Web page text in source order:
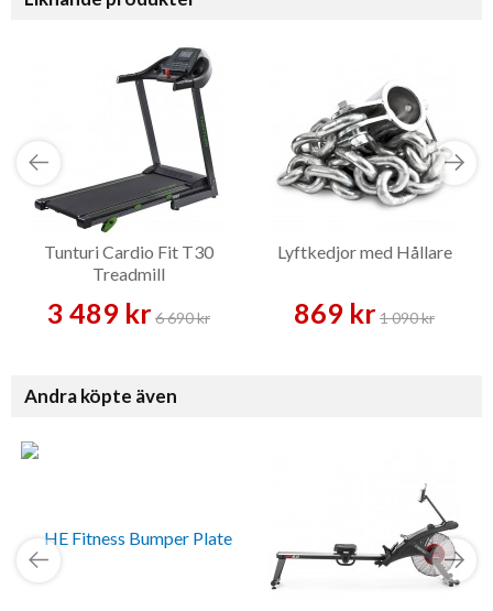
Tunturi Cardio Fit T30
Treadmill
3 489 kr6 690 kr
Lyftkedjor med Hållare
869 kr1 090 kr
Andra köpte även